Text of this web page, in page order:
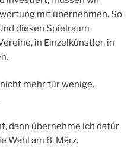
mit übernehmen. So
diesen Spielraum
in Einzelkünstler, in
mehr für wenige.
dann übernehme ich dafür
Wahl am 8. März.